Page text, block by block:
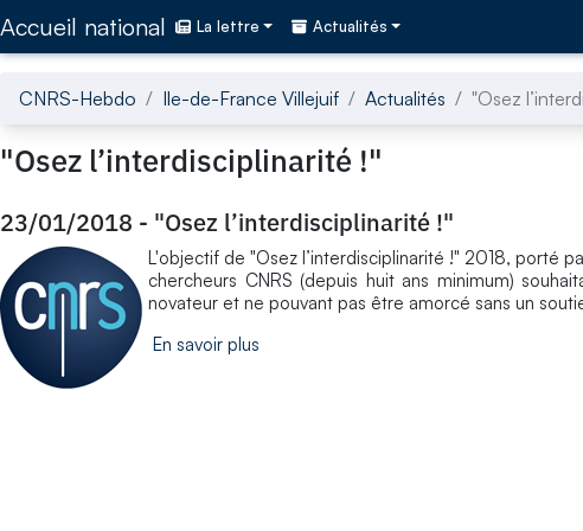
Accueil national La lettre Actualités
CNRS-Hebdo Ile-de-France Villejuif Actualités "Osez
"Osez l’interdisciplinarité !"
23/01/2018 - "Osez l’interdisciplinarité !"
L'objectif de "Osez l’interdisciplinarité !" 2018, porté
chercheurs CNRS (depuis huit ans minimum)
novateur et ne pouvant pas être amorcé sans un
En savoir plus